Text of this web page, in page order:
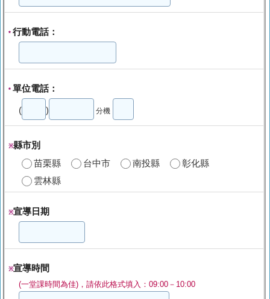
* 行動電話：
* 單位電話：
( ) 分機
※縣市別
苗栗縣 台中市 南投縣
彰化縣
雲林縣
※宣導日期
※宣導時間
(一堂課時間為佳)，請依此格式填入：09:00－10:00